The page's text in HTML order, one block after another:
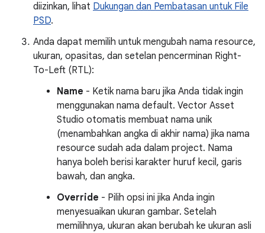
diizinkan, lihat Dukungan dan Pembatasan untuk File
PSD.
Anda dapat memilih untuk mengubah nama resource,
ukuran, opasitas, dan setelan pencerminan Right-
To-Left (RTL):
Name - Ketik nama baru jika Anda tidak ingin
menggunakan nama default. Vector Asset
Studio otomatis membuat nama unik
(menambahkan angka di akhir nama) jika nama
resource sudah ada dalam project. Nama
hanya boleh berisi karakter huruf kecil, garis
bawah, dan angka.
Override - Pilih opsi ini jika Anda ingin
menyesuaikan ukuran gambar. Setelah
memilihnya, ukuran akan berubah ke ukuran asli